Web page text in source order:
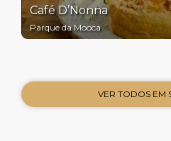
Café D’Nonna
Parque da Mooca
VER TODOS EM